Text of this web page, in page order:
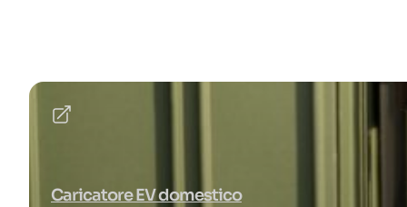
Caricatore EV domestico